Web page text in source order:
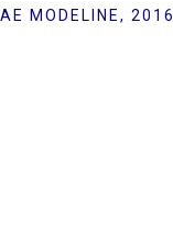
AE MODELINE, 2016